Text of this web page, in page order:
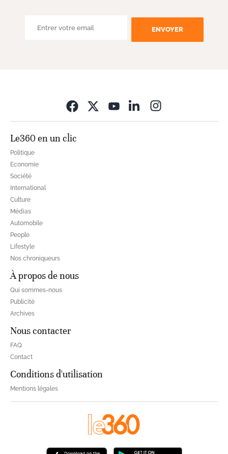
ENVOYER
Le360 en un clic
Politique
Economie
Société
International
Culture
Médias
Automobile
People
Lifestyle
Nos chroniqueurs
À propos de nous
Qui sommes-nous
Publicité
Archives
Nous contacter
FAQ
Contact
Conditions d'utilisation
Mentions légales